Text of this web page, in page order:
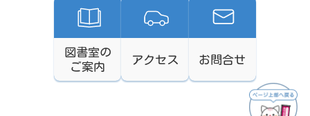
図書室の
ご案内
アクセス お問合せ